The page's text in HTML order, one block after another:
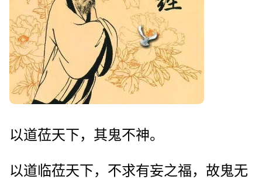
以道莅天下，其鬼不神。
以道临莅天下，不求有妄之福，故鬼无